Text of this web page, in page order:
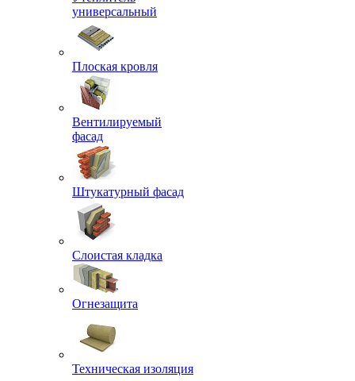
универсальный
Плоская кровля
Вентилируемый
фасад
Штукатурный фасад
Слоистая кладка
Огнезащита
Техническая изоляция